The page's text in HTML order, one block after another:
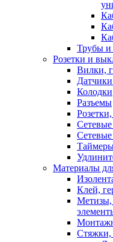
Трубы и
Розетки и
Вилки,
Колодки
Разъемы
Сетевые
Материалы
Клей,
Метизы,
Стяжки,